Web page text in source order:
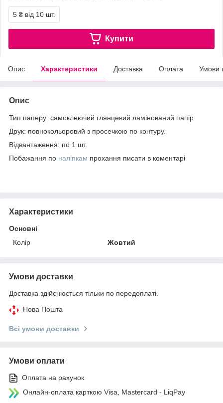
5 ₴ від 10 шт.
Купити
Опис Характеристики Доставка Оплата Умови
Опис
Тип паперу: самоклеючий глянцевий ламінований папір
Друк: повнокольоровий з просечкою по контуру.
Відвантаження: по 1 шт.
Побажання по наліпкам прохання писати в коментарі
Характеристики
Основні
Колір
Жовтий
Умови доставки
Доставка здійснюється тільки по передоплаті.
Нова Пошта
Всі умови доставки
Умови оплати
Оплата на рахунок
Онлайн-оплата карткою Visa, Mastercard - LiqPay